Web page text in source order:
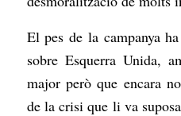
El pes de la campanya
sobre Esquerra Unida,
major però que encara
de la crisi que li va